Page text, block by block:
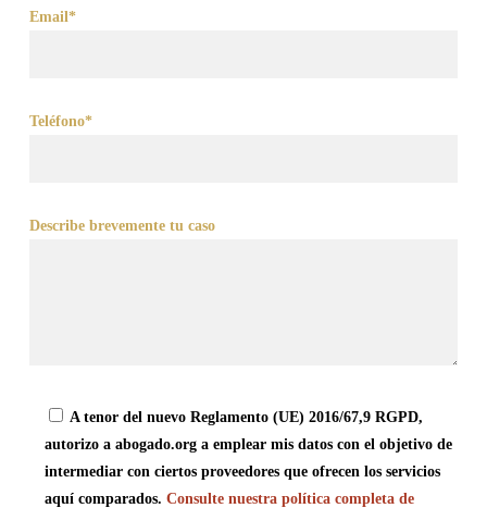
Email*
Teléfono*
Describe brevemente tu caso
A tenor del nuevo Reglamento (UE) 2016/67,9 RGPD,
autorizo a abogado.org a emplear mis datos con el objetivo de
intermediar con ciertos proveedores que ofrecen los servicios
aquí comparados. Consulte nuestra política completa de